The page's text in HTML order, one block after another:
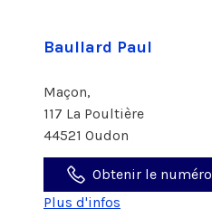
Baullard Paul
Maçon,
117 La Poultière
44521 Oudon
Obtenir le numéro
Plus d'infos